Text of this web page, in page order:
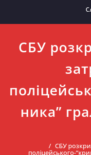
СБУ
ника”
СБУ
поліцейського-